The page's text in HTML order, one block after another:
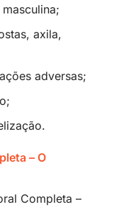
axila,
adversas;
– O
Completa –